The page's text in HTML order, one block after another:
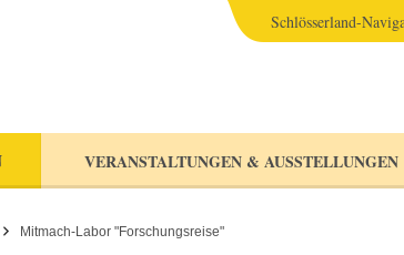
VERANSTALTUNGEN & AUSSTELLUNGEN
Schlösserland-
Mitmach-Labor "Forschungsreise"